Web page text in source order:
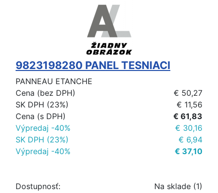
9823198280 PANEL TESNIACI
PANNEAU ETANCHE
Cena (bez DPH)
€ 50,27
SK DPH (23%)
€ 11,56
Cena (s DPH)
€ 61,83
Výpredaj -40%
€ 30,16
SK DPH (23%)
€ 6,94
Výpredaj -40%
€ 37,10
Dostupnosť: Na sklade (1)